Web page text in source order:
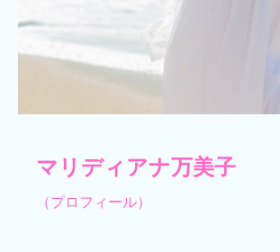
マリディアナ万美子
（プロフィール）